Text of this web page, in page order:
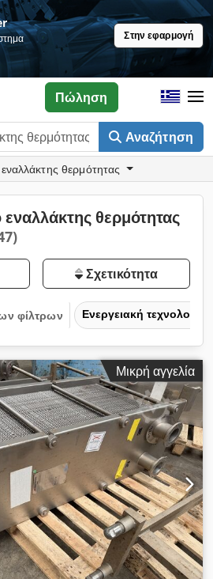
Στην εφαρμογή
Αναζήτηση
Πώληση
θερμότητας
θερμότητας
Σχετικότητα
φίλτρων Ενεργειακή τεχνολογία
Μικρή αγγελία